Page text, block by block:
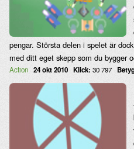
pengar. Största delen i spelet är
med ditt eget skepp som du bygger
Action 24 okt 2010 Klick: 30 797